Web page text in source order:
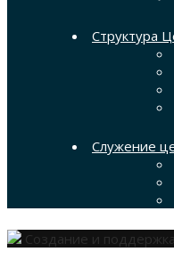
Структура
Служение
Создание и поддержка